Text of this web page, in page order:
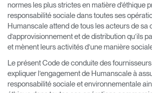
Facebook
Twitter
Linkedin
Instagram
Humanscale
Blog
Pinterest
YouTube
normes les plus strictes en matière d’éthique
responsabilité sociale dans toutes ses
Humanscale attend de tous les acteurs de sa
d’approvisionnement et de distribution qu’ils
et mènent leurs activités d’une manière
Le présent Code de conduite des fournisseurs
expliquer l’engagement de Humanscale à
responsabilité sociale et environnementale